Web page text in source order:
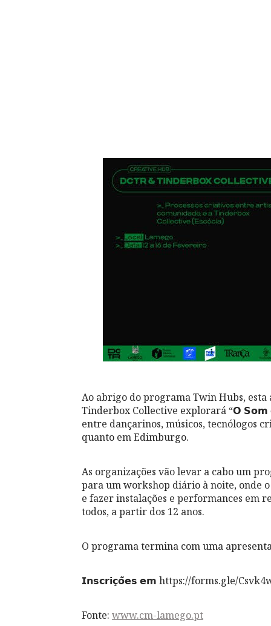
Ao abrigo do programa Twin Hubs, esta
Tinderbox Collective explorará “𝗢 𝗦𝗼𝗺
entre dançarinos, músicos, tecnólogos
quanto em Edimburgo.
As organizações vão levar a cabo um
para um workshop diário à noite, onde
e fazer instalações e performances em
todos, a partir dos 12 anos.
O programa termina com uma
𝗜𝗻𝘀𝗰𝗿𝗶𝗰̧𝗼̃𝗲𝘀 𝗲𝗺 https://forms.gle/
Fonte: www.cm-lamego.pt